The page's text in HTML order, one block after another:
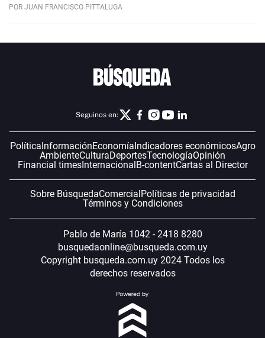
POR JUAN FRANCISCO PITTALUGA
Seguinos en:
PolíticaInformaciónEconomíaIndicadores económicosAgro
AmbienteCulturaDeportesTecnologíaOpinión
Financial timesInternacionalB-contentCartas al Director
Sobre BúsquedaComercialPolíticas de privacidad
Términos y Condiciones
Pablo de María 1042 - 2418 8280
busquedaonline@busqueda.com.uy
Copyright busqueda.com.uy 2024 Todos los
derechos reservados